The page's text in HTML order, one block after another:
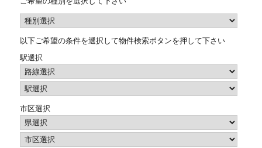
以下ご希望の条件を選択して物件検索ボタンを押して下さい
駅選択
市区選択